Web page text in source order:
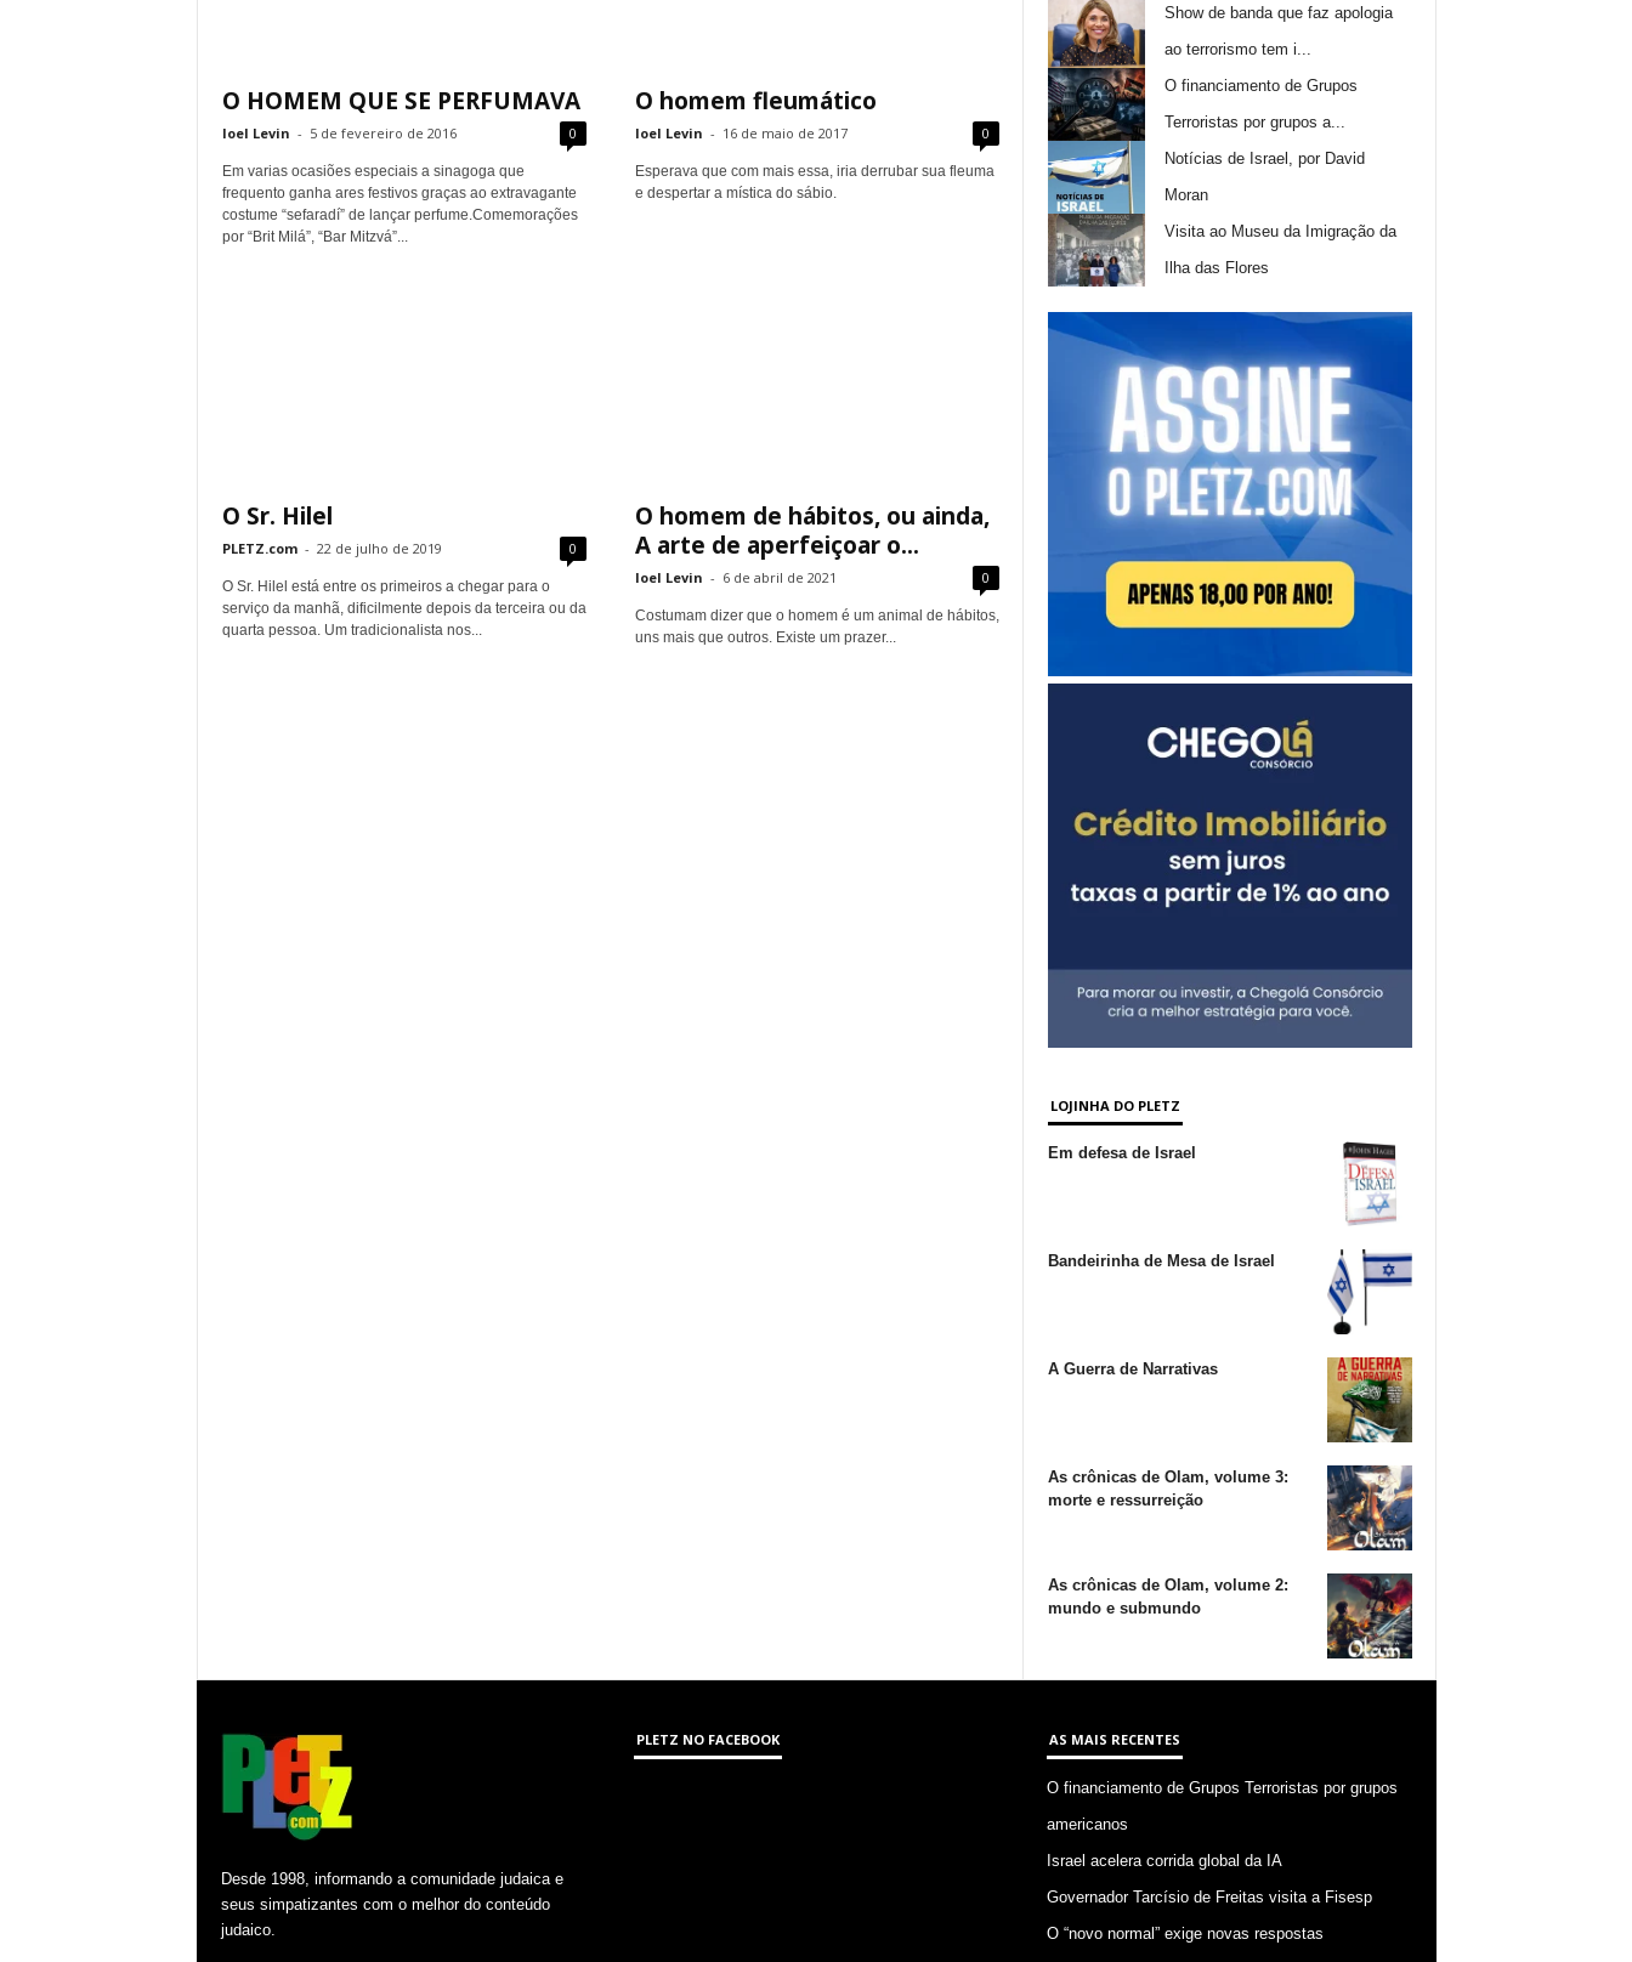
O HOMEM QUE SE PERFUMAVA
Ioel Levin - 5 de fevereiro de 2016 0
Em varias ocasiões especiais a sinagoga que
frequento ganha ares festivos graças ao extravagante
costume “sefaradí” de lançar perfume.Comemorações
por “Brit Milá”, “Bar Mitzvá”...
O homem fleumático
Ioel Levin - 16 de maio de 2017 0
Esperava que com mais essa, iria derrubar sua fleuma
e despertar a mística do sábio.
O Sr. Hilel
PLETZ.com - 22 de julho de 2019 0
O Sr. Hilel está entre os primeiros a chegar para o
serviço da manhã, dificilmente depois da terceira ou da
quarta pessoa. Um tradicionalista nos...
O homem de hábitos, ou ainda,
A arte de aperfeiçoar o...
Ioel Levin - 6 de abril de 2021 0
Costumam dizer que o homem é um animal de hábitos,
uns mais que outros. Existe um prazer...
Show de banda que faz apologia
ao terrorismo tem i...
O financiamento de Grupos
Terroristas por grupos a...
Notícias de Israel, por David
Moran
Visita ao Museu da Imigração da
Ilha das Flores
LOJINHA DO PLETZ
Em defesa de Israel
Bandeirinha de Mesa de Israel
A Guerra de Narrativas
As crônicas de Olam, volume 3:
morte e ressurreição
As crônicas de Olam, volume 2:
mundo e submundo
Desde 1998, informando a comunidade judaica e
seus simpatizantes com o melhor do conteúdo
judaico.
PLETZ NO FACEBOOK AS MAIS RECENTES
O financiamento de Grupos Terroristas por grupos
americanos
Israel acelera corrida global da IA
Governador Tarcísio de Freitas visita a Fisesp
O “novo normal” exige novas respostas